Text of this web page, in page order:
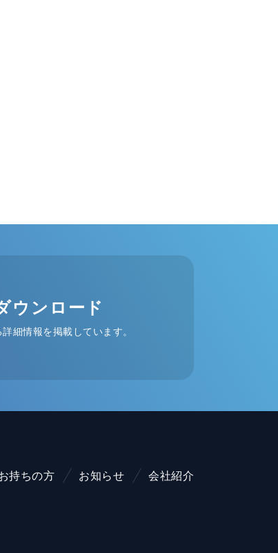
ウンロード
細情報を掲載しています。
持ちの方 お知らせ
会社紹介